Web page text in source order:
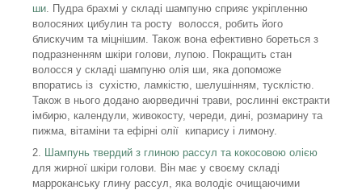
ши . Пудра брахмі у складі шампуню сприяє укріпленню
волосяних цибулин та росту волосся, робить його
блискучим та міцнішим. Також вона ефективно бореться з
подразненням шкіри голови, лупою. Покращить стан
волосся у складі шампуню олія ши, яка допоможе
впоратись із сухістю, ламкістю, шелушінням, тусклістю.
Також в нього додано аюрведичні трави, рослинні екстракти
імбирю, календули, живокосту, череди, дині, розмарину та
пижма, вітаміни та ефірні олії кипарису і лимону.
2. Шампунь твердий з глиною рассул та кокосовою олією
для жирної шкіри голови. Він має у своєму складі
марроканську глину рассул, яка володіє очищаючими